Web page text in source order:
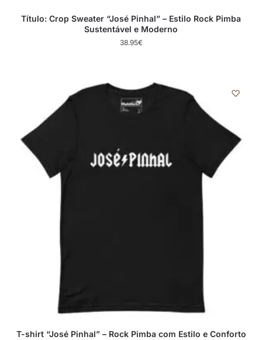
Título: Crop Sweater “José Pinhal” – Estilo Rock Pimba
Sustentável e Moderno
38.95€
T-shirt “José Pinhal” – Rock Pimba com Estilo e Conforto